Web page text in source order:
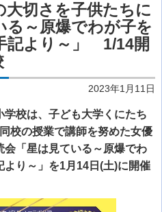
大切さを子供たちに
る～原爆でわが子を
記より～」 1/14開
2023年1月11日
校は、子ども大学くにたち
校の授業で講師を努めた女優
「星は見ている～原爆でわ
り～」を1月14日(土)に開催